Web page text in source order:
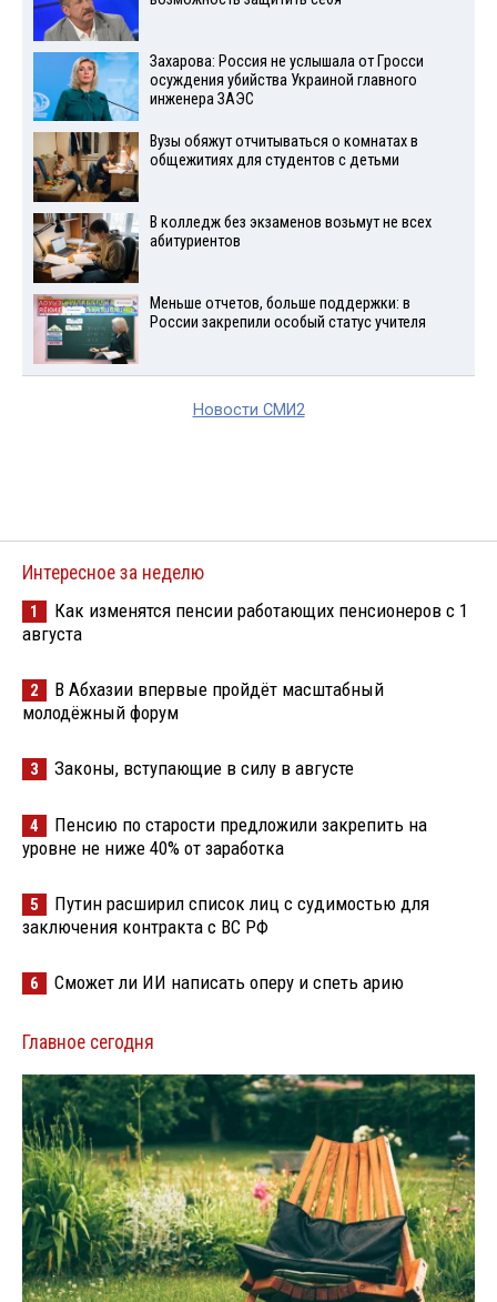
Захарова: Россия не услышала от Гросси
осуждения убийства Украиной главного
инженера ЗАЭС
Вузы обяжут отчитываться о комнатах в
общежитиях для студентов с детьми
В колледж без экзаменов возьмут не всех
абитуриентов
Меньше отчетов, больше поддержки: в
России закрепили особый статус учителя
Новости СМИ2
Интересное за неделю
1
Как изменятся пенсии работающих пенсионеров с 1
августа
2
В Абхазии впервые пройдёт масштабный
молодёжный форум
3 Законы, вступающие в силу в августе
4
Пенсию по старости предложили закрепить на
уровне не ниже 40% от заработка
5
Путин расширил список лиц с судимостью для
заключения контракта с ВС РФ
6 Сможет ли ИИ написать оперу и спеть арию
Главное сегодня